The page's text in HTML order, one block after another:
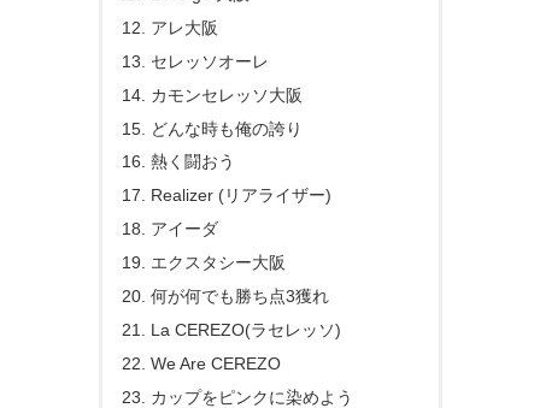
アレ大阪
セレッソオーレ
カモンセレッソ大阪
どんな時も俺の誇り
熱く闘おう
Realizer (リアライザー)
アイーダ
エクスタシー大阪
何が何でも勝ち点3獲れ
La CEREZO(ラセレッソ)
We Are CEREZO
カップをピンクに染めよう